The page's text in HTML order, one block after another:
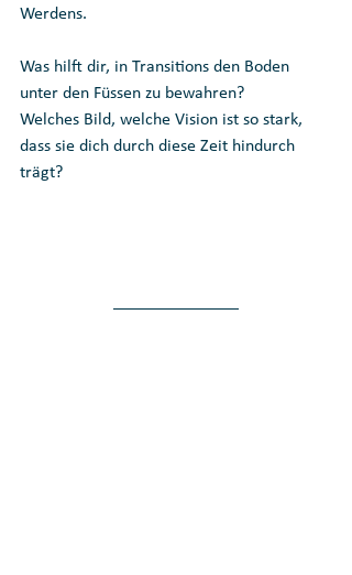
Werdens.
Was hilft dir, in Transitions den Boden
unter den Füssen zu bewahren?
Welches Bild, welche Vision ist so stark,
dass sie dich durch diese Zeit hindurch
trägt?